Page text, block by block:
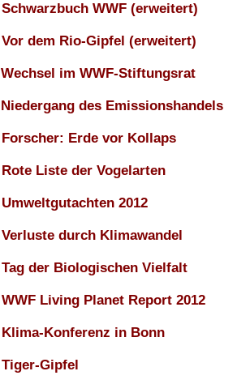
Schwarzbuch WWF (erweitert)
Vor dem Rio-Gipfel (erweitert)
Wechsel im WWF-Stiftungsrat
Niedergang des Emissionshandels
Forscher: Erde vor Kollaps
Rote Liste der Vogelarten
Umweltgutachten 2012
Verluste durch Klimawandel
Tag der Biologischen Vielfalt
WWF Living Planet Report 2012
Klima-Konferenz in Bonn
Tiger-Gipfel